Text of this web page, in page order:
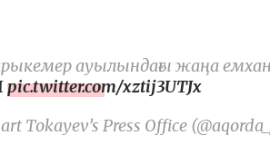
ауылындағы жаңа
pic.twitter.com/xztij3UTJx
Tokayev’s Press Office